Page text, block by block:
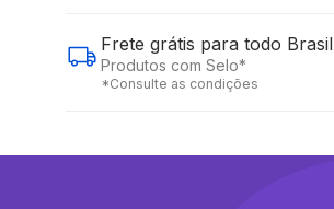
Frete grátis para todo Brasil
Produtos com Selo*
*Consulte as condições